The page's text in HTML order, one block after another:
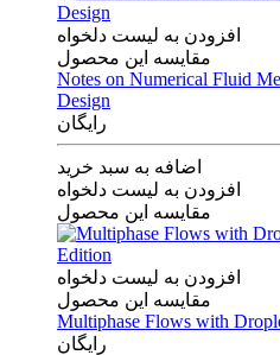
افزودن به لیست دلخواه
مقایسه این محصول
Notes on Numerical Fluid
Design
رایگان
اضافه به سبد خرید
افزودن به لیست دلخواه
مقایسه این محصول
افزودن به لیست دلخواه
مقایسه این محصول
Multiphase Flows with
رایگان